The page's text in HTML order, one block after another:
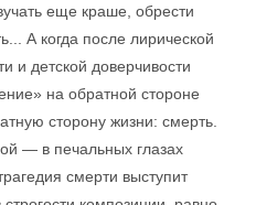
еще краше, обрести
А когда после лирической
и детской доверчивости
на обратной стороне
сторону жизни: смерть.
— в печальных глазах
смерти выступит